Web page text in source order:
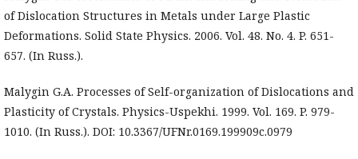
of Dislocation Structures in Metals under Large Plastic
Deformations. Solid State Physics. 2006. Vol. 48. No. 4. P. 651-
657. (In Russ.).
Malygin G.A. Processes of Self-organization of Dislocations and
Plasticity of Crystals. Physics-Uspekhi. 1999. Vol. 169. P. 979-
1010. (In Russ.). DOI: 10.3367/UFNr.0169.199909c.0979